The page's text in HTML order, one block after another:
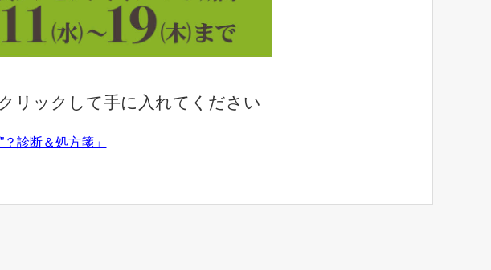
リックして手に入れてください
診断＆処方箋」